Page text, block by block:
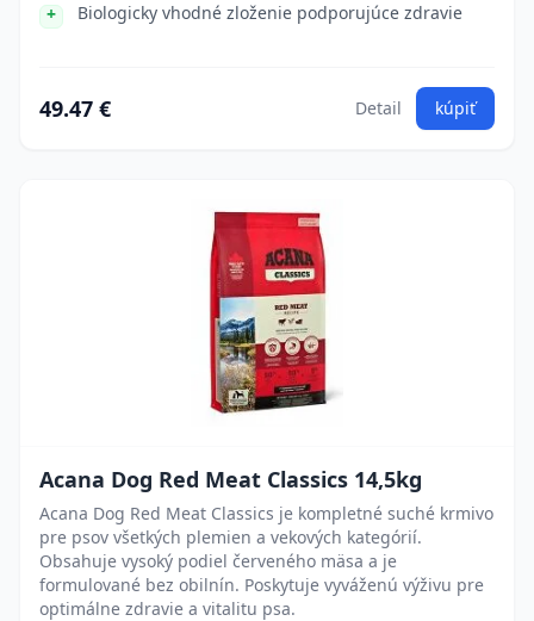
Biologicky vhodné zloženie podporujúce zdravie
49.47 € Detail kúpiť
Acana Dog Red Meat Classics 14,5kg
Acana Dog Red Meat Classics je kompletné suché krmivo
pre psov všetkých plemien a vekových kategórií.
Obsahuje vysoký podiel červeného mäsa a je
formulované bez obilnín. Poskytuje vyváženú výživu pre
optimálne zdravie a vitalitu psa.